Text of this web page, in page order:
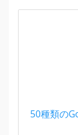
50種類の